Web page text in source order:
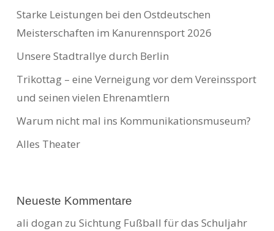
Starke Leistungen bei den Ostdeutschen
Meisterschaften im Kanurennsport 2026
Unsere Stadtrallye durch Berlin
Trikottag – eine Verneigung vor dem Vereinssport
und seinen vielen Ehrenamtlern
Warum nicht mal ins Kommunikationsmuseum?
Alles Theater
Neueste Kommentare
ali dogan zu Sichtung Fußball für das Schuljahr